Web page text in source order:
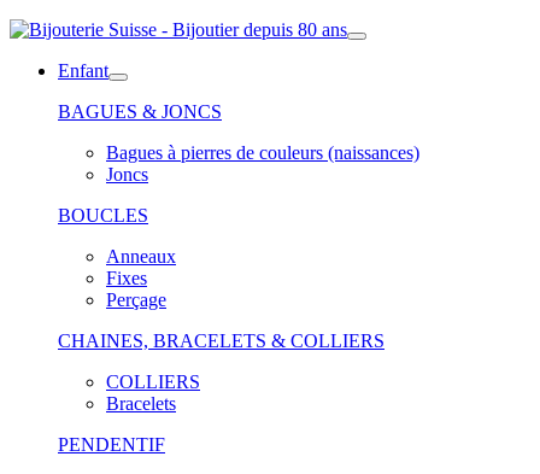
Enfant
BAGUES & JONCS
Bagues à pierres de couleurs (naissances)
Joncs
BOUCLES
Anneaux
Fixes
Perçage
CHAINES, BRACELETS & COLLIERS
COLLIERS
Bracelets
PENDENTIF